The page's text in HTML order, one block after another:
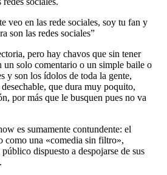
veo en las rede sociales, soy tu fan y
son las redes sociales”
pero hay chavos que sin tener
un solo comentario o un simple baile o
y son los ídolos de toda la gente,
que dura muy poquito,
por más que le busquen pues no va
es sumamente contundente: el
como una «comedia sin filtro»,
dispuesto a despojarse de sus